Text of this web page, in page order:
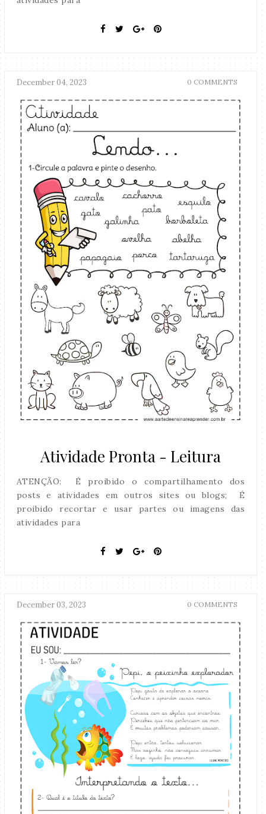
December 04, 2023 0 COMMENTS
Atividade Pronta - Leitura
ATENÇÃO: É proibido o compartilhamento dos
posts e atividades em outros sites ou blogs; É
proibido recortar e usar partes ou imagens das
atividades para
December 03, 2023 0 COMMENTS